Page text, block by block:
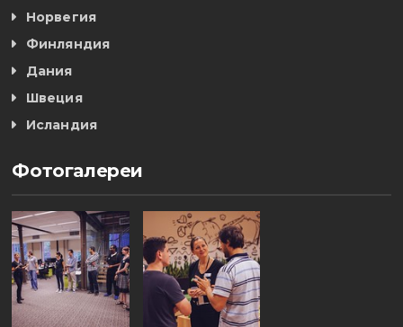
Норвегия
Финляндия
Дания
Швеция
Исландия
Фотогалереи